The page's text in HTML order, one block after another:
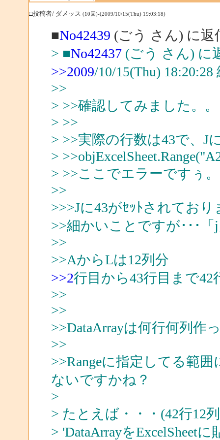
□投稿者/ ダメッス (10回)-(2009/10/15(Thu) 19:03:18)
■No42439 (ごう さん) に返
> ■No42437(ごう さん) に
>>2009/10/15(Thu)
>>
> >>確認してみました。。
> >>
> >>実際の行数は43で、J
>
> >>ここでエラーですぅ
>>
>>>Jに43がｾｯﾄされており
>>細かいことですが･･･
>>
>>AからLは12列分
>>2行目から43行目まで42
>>
>>
>>DataArrayは何行何列作
>>
>>Rangeに指定してる範
ないですかね？
>
> たとえば・・・(42行12
> 'DataArrayをExcelSheetに